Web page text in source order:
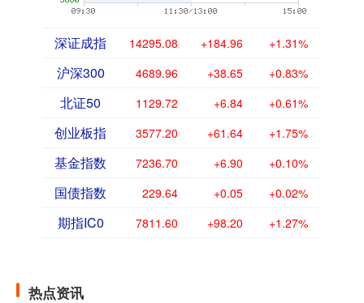
深证成指 14295.08 +184.96 +1.31%
沪深300 4689.96 +38.65 +0.83%
北证50 1129.72 +6.84 +0.61%
创业板指 3577.20 +61.64 +1.75%
基金指数 7236.70 +6.90 +0.10%
国债指数 229.64 +0.05 +0.02%
期指IC0 7811.60 +98.20 +1.27%
热点资讯